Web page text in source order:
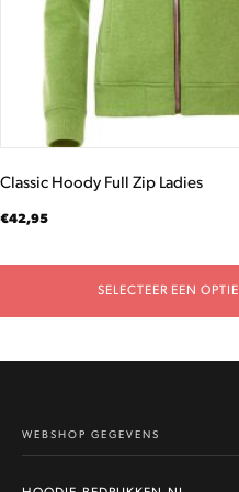
Classic Hoody Full Zip Ladies
€42,95
SELECTEER EEN OPTIE
gekozen
productpagina
WEBSHOP GEGEVENS